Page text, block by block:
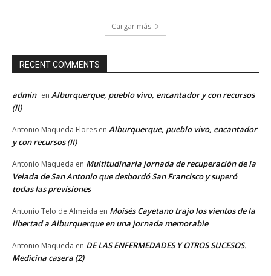
Cargar más
RECENT COMMENTS
admin en Alburquerque, pueblo vivo, encantador y con recursos
(II)
Antonio Maqueda Flores en Alburquerque, pueblo vivo, encantador
y con recursos (II)
Antonio Maqueda en Multitudinaria jornada de recuperación de la
Velada de San Antonio que desbordó San Francisco y superó
todas las previsiones
Antonio Telo de Almeida en Moisés Cayetano trajo los vientos de la
libertad a Alburquerque en una jornada memorable
Antonio Maqueda en DE LAS ENFERMEDADES Y OTROS SUCESOS.
Medicina casera (2)